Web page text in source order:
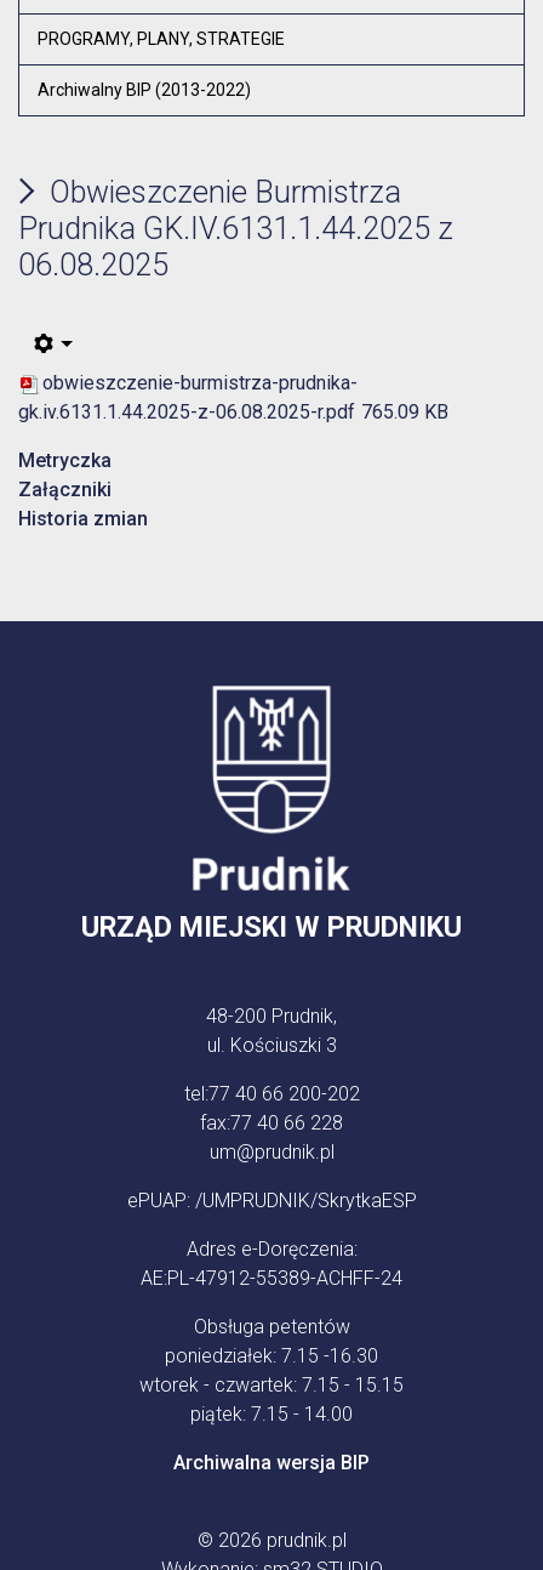
PROGRAMY, PLANY, STRATEGIE
Archiwalny BIP (2013-2022)
Obwieszczenie Burmistrza
Prudnika GK.IV.6131.1.44.2025 z
06.08.2025
obwieszczenie-burmistrza-prudnika-
gk.iv.6131.1.44.2025-z-06.08.2025-r.pdf 765.09 KB
Metryczka
Załączniki
Historia zmian
URZĄD MIEJSKI W PRUDNIKU
48-200 Prudnik,
ul. Kościuszki 3
tel:77 40 66 200-202
fax:77 40 66 228
um@prudnik.pl
ePUAP: /UMPRUDNIK/SkrytkaESP
Adres e-Doręczenia:
AE:PL-47912-55389-ACHFF-24
Obsługa petentów
poniedziałek: 7.15 -16.30
wtorek - czwartek: 7.15 - 15.15
piątek: 7.15 - 14.00
Archiwalna wersja BIP
© 2026 prudnik.pl